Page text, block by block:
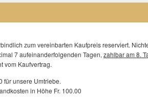
zum vereinbarten Kaufpreis reserviert.
7 aufeinanderfolgenden Tagen,zahlbar am 8.
vom Kaufvertrag.
für unsere Umtriebe.
in Höhe Fr. 100.00